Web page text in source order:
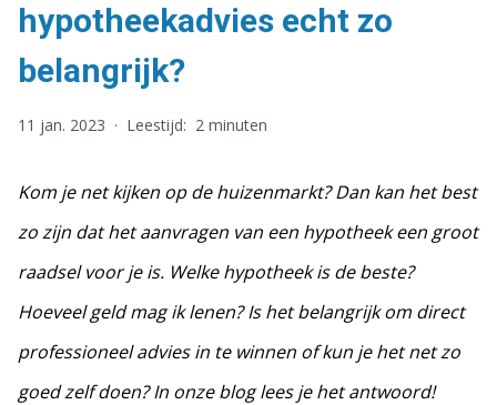
hypotheekadvies echt zo
belangrijk?
11 jan. 2023 · Leestijd: 2 minuten
Kom je net kijken op de huizenmarkt? Dan kan het best
zo zijn dat het aanvragen van een hypotheek een groot
raadsel voor je is. Welke hypotheek is de beste?
Hoeveel geld mag ik lenen? Is het belangrijk om direct
professioneel advies in te winnen of kun je het net zo
goed zelf doen? In onze blog lees je het antwoord!